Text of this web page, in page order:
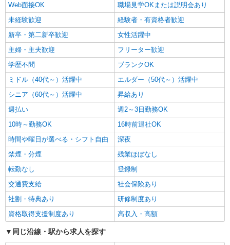
Web面接OK
職場見学OKまたは説明会あり
未経験歓迎
経験者・有資格者歓迎
新卒・第二新卒歓迎
女性活躍中
主婦・主夫歓迎
フリーター歓迎
学歴不問
ブランクOK
ミドル（40代～）活躍中
エルダー（50代～）活躍中
シニア（60代～）活躍中
昇給あり
週払い
週2～3日勤務OK
10時～勤務OK
16時前退社OK
時間や曜日が選べる・シフト自由
深夜
禁煙・分煙
残業ほぼなし
転勤なし
登録制
交通費支給
社会保険あり
社割・特典あり
研修制度あり
資格取得支援制度あり
高収入・高額
同じ沿線・駅から求人を探す